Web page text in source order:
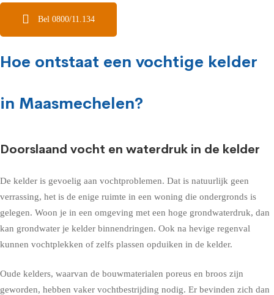
Bel 0800/11.134
Hoe ontstaat een vochtige kelder
in Maasmechelen?
Doorslaand vocht en waterdruk in de kelder
De kelder is gevoelig aan vochtproblemen. Dat is natuurlijk geen
verrassing, het is de enige ruimte in een woning die ondergronds is
gelegen. Woon je in een omgeving met een hoge grondwaterdruk, dan
kan grondwater je kelder binnendringen. Ook na hevige regenval
kunnen vochtplekken of zelfs plassen opduiken in de kelder.
Oude kelders, waarvan de bouwmaterialen poreus en broos zijn
geworden, hebben vaker vochtbestrijding nodig. Er bevinden zich dan